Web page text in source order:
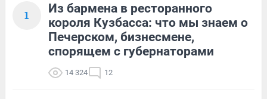
1
Из бармена в ресторанного
короля Кузбасса: что мы знаем о
Печерском, бизнесмене,
спорящем с губернаторами
14 324 12